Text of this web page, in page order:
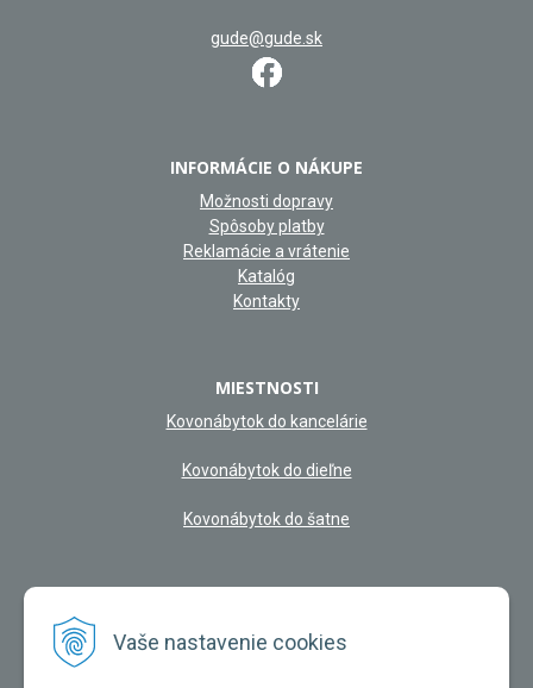
Vaše nastavenie cookies
gude@gude.sk
INFORMÁCIE O NÁKUPE
Možnosti dopravy
Spôsoby platby
Reklamácie a vrátenie
Katalóg
Kontakty
MIESTNOSTI
Kovonábytok do kancelárie
Kovonábytok do dieľne
Kovonábytok do šatne